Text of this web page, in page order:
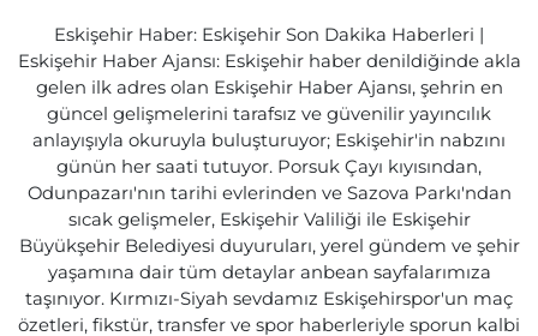
Eskişehir Haber: Eskişehir Son Dakika Haberleri |
Eskişehir Haber Ajansı: Eskişehir haber denildiğinde akla
gelen ilk adres olan Eskişehir Haber Ajansı, şehrin en
güncel gelişmelerini tarafsız ve güvenilir yayıncılık
anlayışıyla okuruyla buluşturuyor; Eskişehir'in nabzını
günün her saati tutuyor. Porsuk Çayı kıyısından,
Odunpazarı'nın tarihi evlerinden ve Sazova Parkı'ndan
sıcak gelişmeler, Eskişehir Valiliği ile Eskişehir
Büyükşehir Belediyesi duyuruları, yerel gündem ve şehir
yaşamına dair tüm detaylar anbean sayfalarımıza
taşınıyor. Kırmızı-Siyah sevdamız Eskişehirspor'un maç
özetleri, fikstür, transfer ve spor haberleriyle sporun kalbi